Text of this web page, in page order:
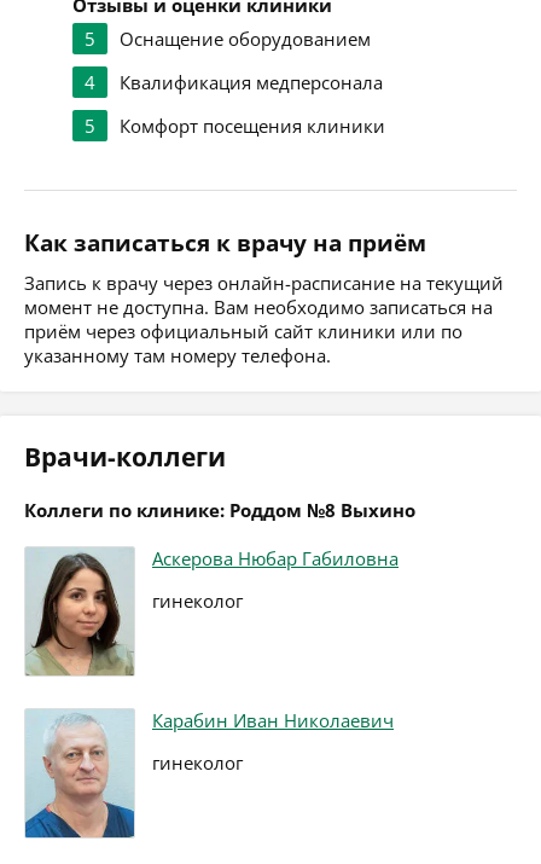
Отзывы и оценки клиники
5
Оснащение оборудованием
4
Квалификация медперсонала
5
Комфорт посещения клиники
Как записаться к врачу на приём
Запись к врачу через онлайн-расписание на текущий
момент не доступна. Вам необходимо записаться на
приём через официальный сайт клиники или по
указанному там номеру телефона.
Врачи-коллеги
Коллеги по клинике: Роддом №8 Выхино
Аскерова Нюбар Габиловна
гинеколог
Карабин Иван Николаевич
гинеколог